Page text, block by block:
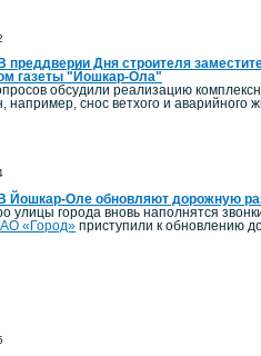
В преддверии Дня строителя
газеты "Йошкар-Ола"
обсудили реализацию
например, снос ветхого и
В Йошкар-Оле обновляют дорожную
улицы города вновь наполнятся
АО «Город» приступили к обновлению